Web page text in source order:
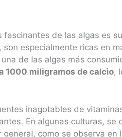
fascinantes de las algas es
, son especialmente ricas en
una de las algas más
1000 miligramos de calcio,
inagotables de
En algunas culturas,
como se observa